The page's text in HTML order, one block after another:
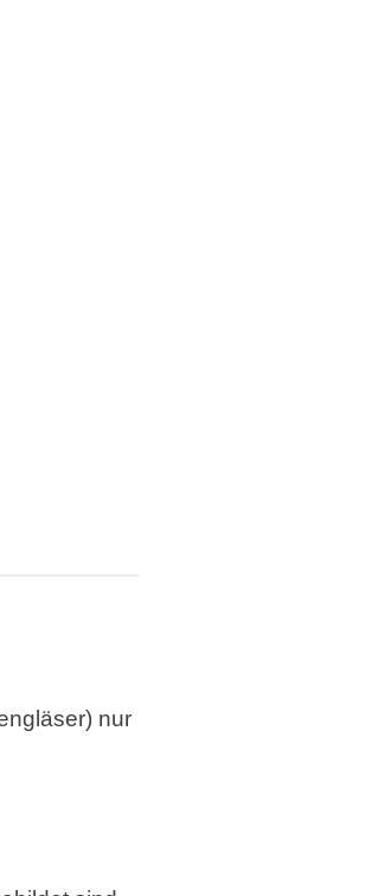
nur